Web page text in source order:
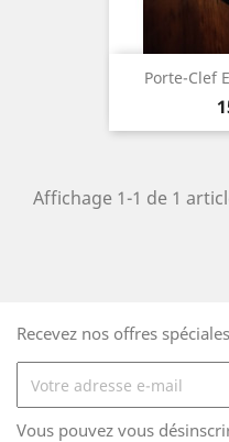
Porte-Clef
Affichage 1-1 de 1
Recevez nos offres spéciales
Vous pouvez vous